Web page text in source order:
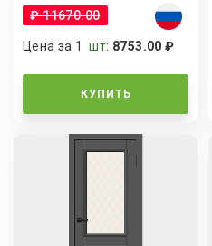
₽ 11670.00
Цена за 1шт: 8753.00 ₽
КУПИТЬ